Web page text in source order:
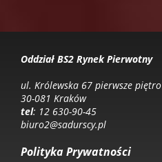
Oddział BS2 Rynek Pierwotny
ul. Królewska 67 pierwsze piętro
30-081 Kraków
tel: 12 630-90-45
biuro2@sadurscy.pl
Polityka Prywatności